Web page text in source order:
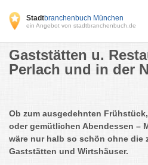
Stadtbranchenbuch München
ein Angebot von stadtbranchenbuch.de
Gaststätten u.
Perlach und in der
Ob zum ausgedehnten
oder gemütlichen Abendessen –
wäre nur halb so schön ohne die
Gaststätten und Wirtshäuser.